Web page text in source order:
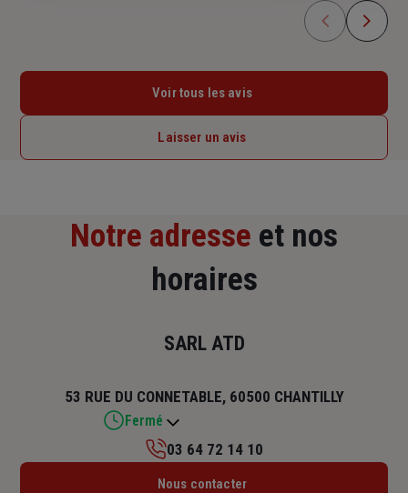
Voir tous les avis
Laisser un avis
Notre adresse et nos
horaires
SARL ATD
53 RUE DU CONNETABLE, 60500 CHANTILLY
Fermé
Lundi : 09h – 12h / 14h – 18h
03 64 72 14 10
Nous contacter